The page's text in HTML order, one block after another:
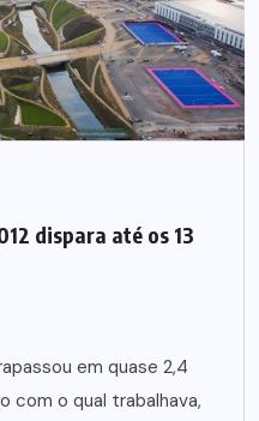
dispara até os 13
em quase 2,4
com o qual trabalhava,